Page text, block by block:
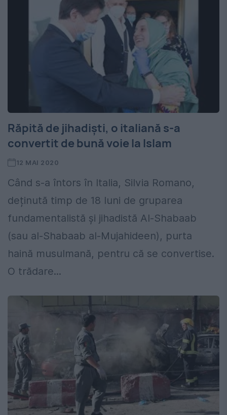
Răpită de jihadiști, o italiană s-a
convertit de bună voie la Islam
12 MAI 2020
Când s-a întors în Italia, Silvia Romano,
deținută timp de 18 luni de gruparea
fundamentalistă și jihadistă Al-Shabaab
(sau al-Shabaab al-Mujahideen), purta
haină musulmană, pentru că se convertise.
O trădare...